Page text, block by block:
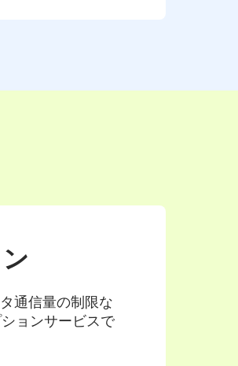
通信量の制限な
ョンサービスで